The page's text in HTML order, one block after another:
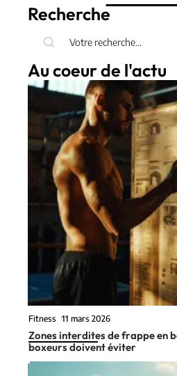
Recherche
Au coeur de l'actu
Fitness 11 mars 2026
Zones interdites de frappe en
boxeurs doivent éviter